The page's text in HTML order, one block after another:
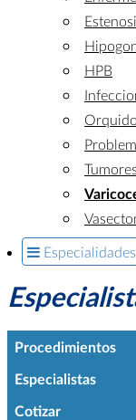
HPB
Tumores
Especialidades
Procedimientos
Especialistas
Cotizar